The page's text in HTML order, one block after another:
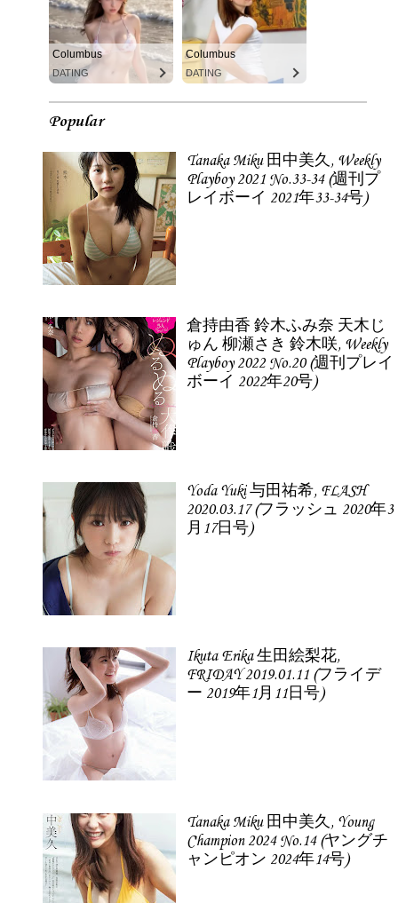
Columbus
DATING
Columbus
DATING
Popular
Tanaka Miku 田中美久, Weekly
Playboy 2021 No.33-34 (週刊プ
レイボーイ 2021年33-34号)
倉持由香 鈴木ふみ奈 天木じ
ゅん 柳瀬さき 鈴木咲, Weekly
Playboy 2022 No.20 (週刊プレイ
ボーイ 2022年20号)
Yoda Yuki 与田祐希, FLASH
2020.03.17 (フラッシュ 2020年3
月17日号)
Ikuta Erika 生田絵梨花,
FRIDAY 2019.01.11 (フライデ
ー 2019年1月11日号)
Tanaka Miku 田中美久, Young
Champion 2024 No.14 (ヤングチ
ャンピオン 2024年14号)